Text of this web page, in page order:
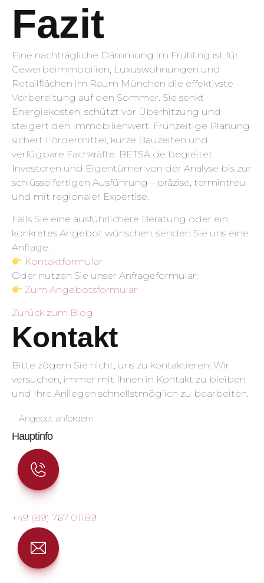
Fazit
Eine nachträgliche Dämmung im Frühling ist für
Gewerbeimmobilien, Luxuswohnungen und
Retailflächen im Raum München die effektivste
Vorbereitung auf den Sommer. Sie senkt
Energiekosten, schützt vor Überhitzung und
steigert den Immobilienwert. Frühzeitige Planung
sichert Fördermittel, kurze Bauzeiten und
verfügbare Fachkräfte. BETSA.de begleitet
Investoren und Eigentümer von der Analyse bis zur
schlüsselfertigen Ausführung – präzise, termintreu
und mit regionaler Expertise.
Falls Sie eine ausführlichere Beratung oder ein
konkretes Angebot wünschen, senden Sie uns eine
Anfrage:
Kontaktformular
Oder nutzen Sie unser Anfrageformular:
Zum Angebotsformular
Zurück zum Blog
Kontakt
Bitte zögern Sie nicht, uns zu kontaktieren! Wir
versuchen, immer mit Ihnen in Kontakt zu bleiben
und Ihre Anliegen schnellstmöglich zu bearbeiten.
Angebot anfordern
Hauptinfo
+49 (89) 767 01189